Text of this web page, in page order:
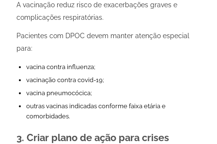
A vacinação reduz risco de exacerbações graves e
complicações respiratórias.
Pacientes com DPOC devem manter atenção especial
para:
vacina contra influenza;
vacinação contra covid-19;
vacina pneumocócica;
outras vacinas indicadas conforme faixa etária e
comorbidades.
3. Criar plano de ação para crises